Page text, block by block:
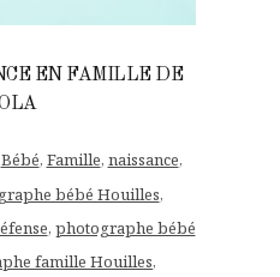
EN FAMILLE DE
Bébé, Famille, naissance,
bébé Houilles,
, photographe bébé
famille Houilles,